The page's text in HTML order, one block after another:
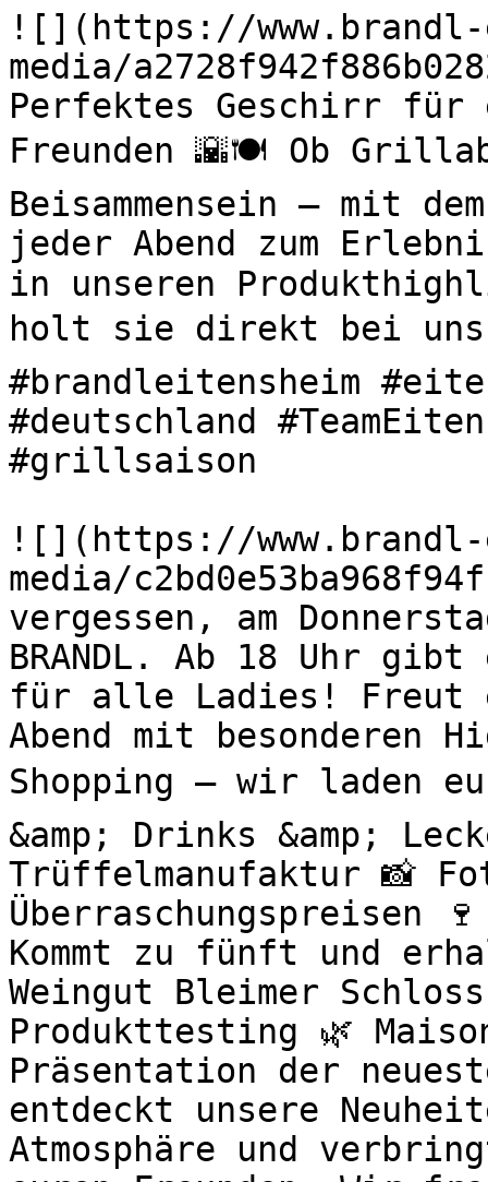
![](https://
media/
Perfektes Geschirr für
Freunden 🌇🍽️ Ob
Beisammensein – mit
jeder Abend zum
in unseren
holt sie direkt bei uns
#brandleitensheim
#deutschland
#grillsaison
![](https://
media/
vergessen, am
BRANDL. Ab 18 Uhr
für alle Ladies! Freut
Abend mit besonderen
Shopping – wir laden
&amp; Drinks &amp;
Trüffelmanufaktur 📸
Überraschungspreisen
Kommt zu fünft und
Weingut Bleimer
Produkttesting 🌿
Präsentation der
entdeckt unsere
Atmosphäre und